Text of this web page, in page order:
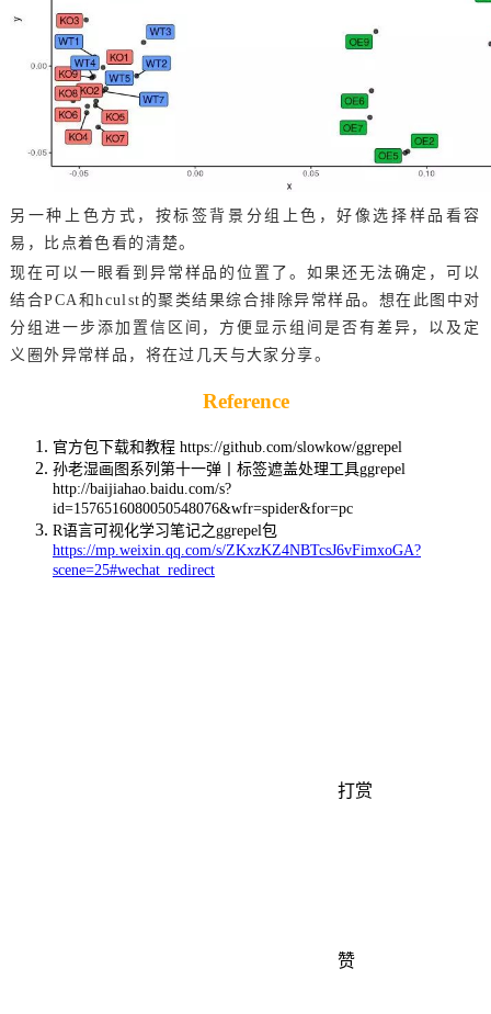
另一种上色方式，按标签背景分组上色，好像选择样品看容
易，比点着色看的清楚。
现在可以一眼看到异常样品的位置了。如果还无法确定，可以
结合PCA和hculst的聚类结果综合排除异常样品。想在此图中对
分组进一步添加置信区间，方便显示组间是否有差异，以及定
义圈外异常样品，将在过几天与大家分享。
Reference
官方包下载和教程 https://github.com/slowkow/ggrepel
孙老湿画图系列第十一弹丨标签遮盖处理工具ggrepel
http://baijiahao.baidu.com/s?
id=1576516080050548076&wfr=spider&for=pc
R语言可视化学习笔记之ggrepel包
https://mp.weixin.qq.com/s/ZKxzKZ4NBTcsJ6vFimxoGA?
scene=25#wechat_redirect
打赏
赞